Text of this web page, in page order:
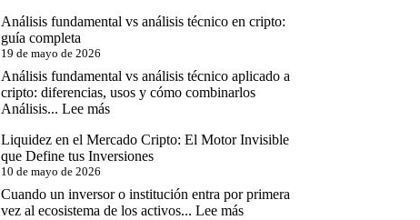
riesgos
Metaverso
e
Identidades
Digitales
Descentralizadas
Análisis fundamental vs análisis técnico en cripto:
guía completa
19 de mayo de 2026
Análisis fundamental vs análisis técnico aplicado a
cripto: diferencias, usos y cómo combinarlos
Análisis...Lee más:
fundamental
vs
técnico
en
Liquidez en el Mercado Cripto: El Motor Invisible
que Define tus Inversiones
10 de mayo de 2026
Cuando un inversor o institución entra por primera
vez al ecosistema de los activos...Lee más: